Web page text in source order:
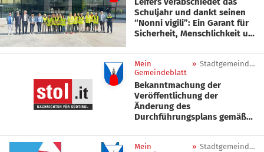
Schuljahr und dankt seinen
“Nonni vigili”: Ein Garant für
Sicherheit, Menschlichkeit und
Mein
Gemeindeblatt
» Stadtgemeinde Leifers
Bekanntmachung der
Veröffentlichung der
Änderung des
Durchführungsplans gemäß
Mein
» Stadtgemeinde Leifers